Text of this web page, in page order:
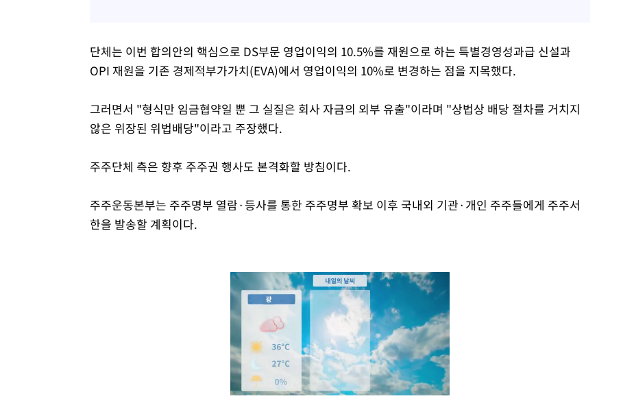
단체는 이번 합의안의 핵심으로 DS부문 영업이익의 10.5%를 재원으로 하는 특별경영성과급 신설과
OPI 재원을 기존 경제적부가가치(EVA)에서 영업이익의 10%로 변경하는 점을 지목했다.
그러면서 "형식만 임금협약일 뿐 그 실질은 회사 자금의 외부 유출"이라며 "상법상 배당 절차를 거치지
않은 위장된 위법배당"이라고 주장했다.
주주단체 측은 향후 주주권 행사도 본격화할 방침이다.
주주운동본부는 주주명부 열람·등사를 통한 주주명부 확보 이후 국내외 기관·개인 주주들에게 주주서
한을 발송할 계획이다.